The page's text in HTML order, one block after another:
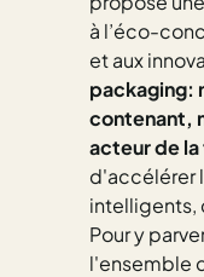
à l’éco-
et aux
packaging:
contenant,
acteur de
d'accélérer
intelligents,
Pour y
l'ensemble